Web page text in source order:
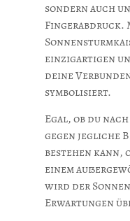
sondern auch
Fingerabdruck.
einzigartigen
deine
symbolisiert.
Egal, ob du
gegen jegliche
bestehen kann,
einem
wird der
Erwartungen